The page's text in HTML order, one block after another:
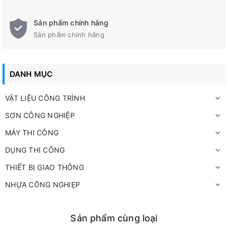
Vớiđộ dày 50mm, tỷ trọng 38kg/m³
1200x600mm, tấm XPS ECO đáp ứng tốt yêu cầu cách nhiệt
trình.
Sản phẩm chính hãng
Sản phẩm chính hãng
DANH MỤC
VẬT LIỆU CÔNG TRÌNH
SƠN CÔNG NGHIỆP
MÁY THI CÔNG
DỤNG THI CÔNG
THIẾT BỊ GIAO THÔNG
NHỰA CÔNG NGHIẸP
Sản phẩm cùng loại